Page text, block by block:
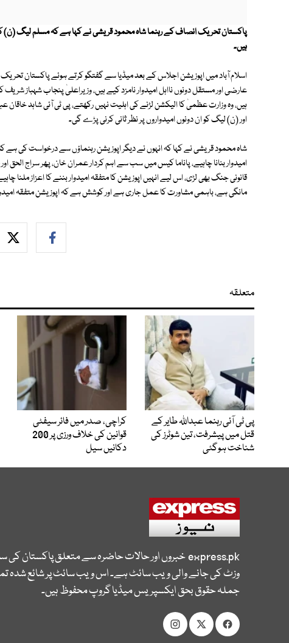
پاکستان تحریک انصاف کے رہنما شاہ محمود قریشی نے کہا ہے کہ مسلم لیگ (ن)
ہیں۔
اسلام آباد میں اپوزیشن اجلاس کے بعد میڈیا سے گفتگو کرتے ہوئے پاکستان
عارضی اور مستقل دونوں نااہل امیدوار نامزد کیے ہیں، وزیراعلیٰ پنجاب شہباز
ہیں، وہ وزارت عظمیٰ کا الیکشن لڑنے کی اہلیت نہیں رکھتے، پی ٹی آئی شاہد
اور (ن) لیگ کو ان دونوں امیدواروں پر نظر ثانی کرنی پڑے گی۔
شاہ محمود قریشی نے کہا کہ انہوں نے دیگر اپوزیشن رہنماؤں سے درخواست کی ہے
امیدوار بنانا چاہیے، پاناما کیس میں سب سے اہم کردار عمران خان، پھر سراج
قانونی جنگ بھی لڑی، اس لیے انہیں اپوزیشن کا متفقہ امیدوار بننے کا اعزاز ملنا
مانگی ہے، باہمی مشاورت کا عمل جاری ہے اور کوشش ہے کہ اپوزیشن متفقہ
متعلقہ
پی ٹی آئی رہنما عبداللہ طایر کے
قتل میں پیشرفت، تین شوٹرز کی
شناخت ہوگئی
کراچی، صدر میں فائر سیفٹی
قوانین کی خلاف ورزی پر 200
دکانیں سیل
express.pkخبروں اور حالات حاضرہ سے متعلق پاکستان کی
وزٹ کی جانے والی ویب سائٹ ہے۔ اس ویب سائٹ پر شائع شدہ
جملہ حقوق بحق ایکسپریس میڈیا گروپ محفوظ ہیں۔